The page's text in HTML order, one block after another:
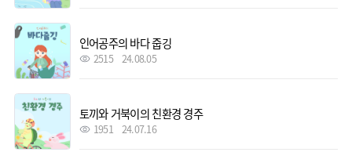
인어공주의 바다 줍깅
2515 24.08.05
토끼와 거북이의 친환경 경주
1951 24.07.16